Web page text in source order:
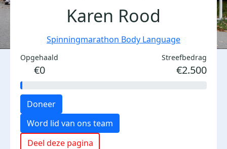
Karen Rood
Spinningmarathon Body Language
Opgehaald
€0
Streefbedrag
€2.500
Doneer
Word lid van ons team
Deel deze pagina